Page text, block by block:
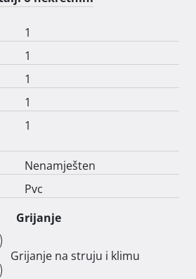
1
1
1
1
1
Nenamješten
Pvc
Grijanje
Grijanje na struju i klimu